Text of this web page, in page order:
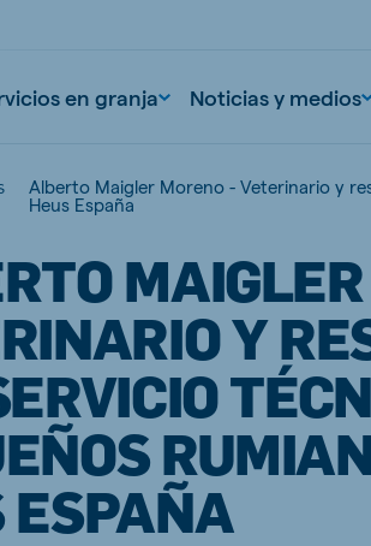
en granja Noticias y medios
Alberto Maigler Moreno - Veterinario y
Heus España
Y
ESPAÑA
Polish